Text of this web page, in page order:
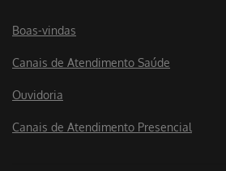
Boas-vindas
Canais de Atendimento Saúde
Ouvidoria
Canais de Atendimento Presencial